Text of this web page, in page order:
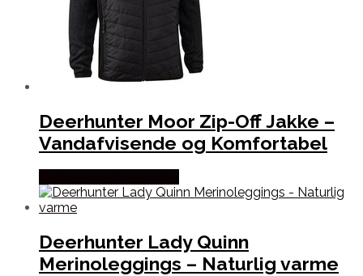
Deerhunter Moor Zip-Off Jakke –
Vandafvisende og Komfortabel
Deerhunter Lady Quinn
Merinoleggings – Naturlig varme